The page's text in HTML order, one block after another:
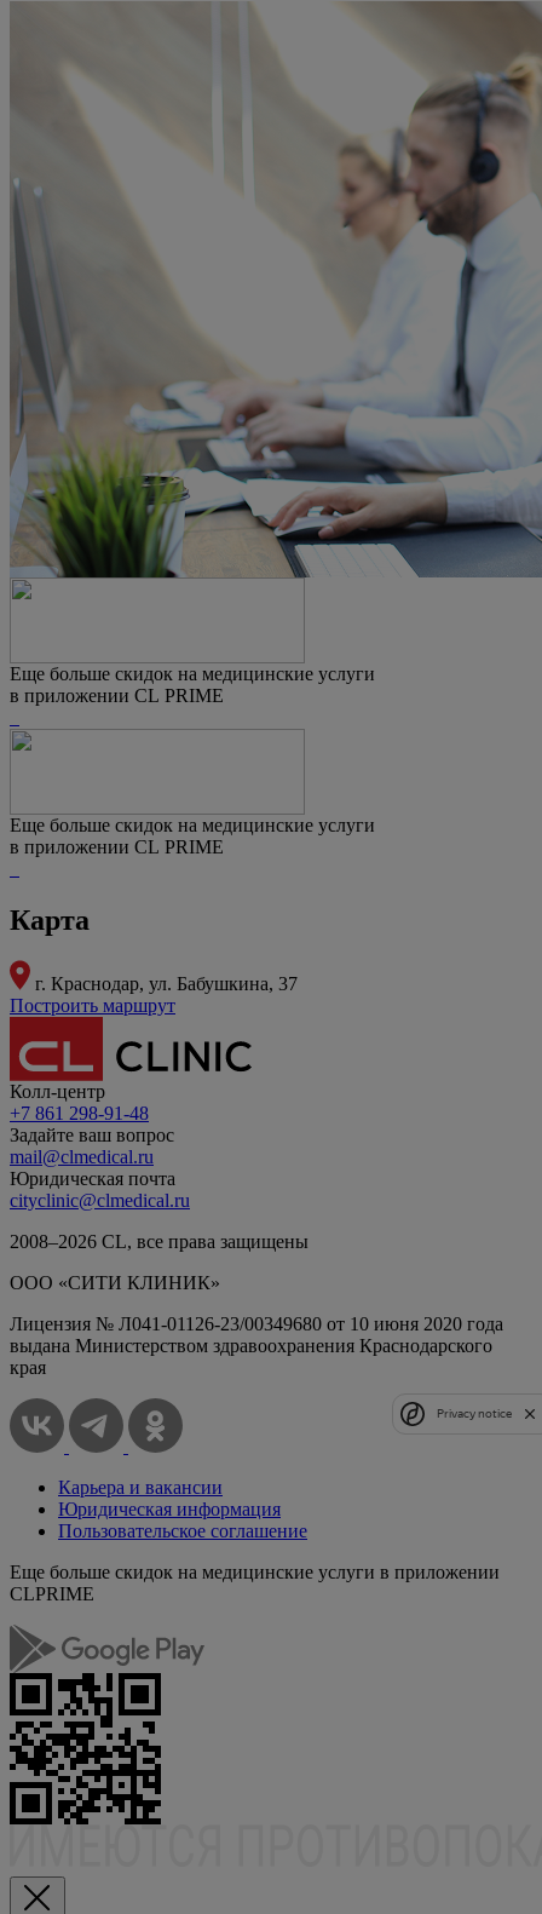
Еще больше скидок на медицинские услуги
в приложении CL PRIME
Еще больше скидок на медицинские услуги
в приложении CL PRIME
Карта
г. Краснодар, ул. Бабушкина, 37
Построить маршрут
Колл-центр
+7 861 298-91-48
Задайте ваш вопрос
mail@clmedical.ru
Юридическая почта
cityclinic@clmedical.ru
2008–2026 СL, все права защищены
ООО «СИТИ КЛИНИК»
Лицензия № Л041-01126-23/00349680 от 10 июня 2020 года
выдана Министерством здравоохранения Краснодарского
края
Карьера и вакансии
Юридическая информация
Пользовательское соглашение
Еще больше скидок на медицинские услуги в приложении
CLPRIME
Privacy notice